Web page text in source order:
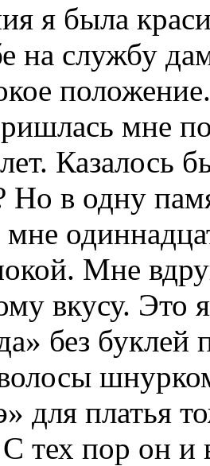
я была
на службу
мне
Казалось
Но в одну
Мне
вкусу. Это
без буклей
волосы
для платья
тех пор он и